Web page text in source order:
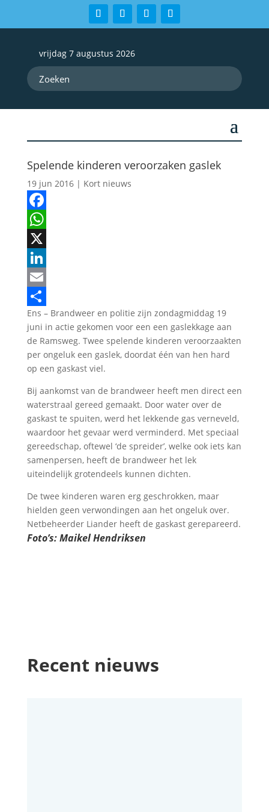
vrijdag 7 augustus 2026
Spelende kinderen veroorzaken gaslek
19 jun 2016| Kort nieuws
Facebook
WhatsApp
X
LinkedIn
Email
Delen
Ens – Brandweer en politie zijn zondagmiddag 19
juni in actie gekomen voor een een gaslekkage aan
de Ramsweg. Twee spelende kinderen veroorzaakten
per ongeluk een gaslek, doordat één van hen hard
op een gaskast viel.
Bij aankomst van de brandweer heeft men direct een
waterstraal gereed gemaakt. Door water over de
gaskast te spuiten, werd het lekkende gas verneveld,
waardoor het gevaar werd verminderd. Met speciaal
gereedschap, oftewel ‘de spreider’, welke ook iets kan
samenpersen, heeft de brandweer het lek
uiteindelijk grotendeels kunnen dichten.
De twee kinderen waren erg geschrokken, maar
hielden geen verwondingen aan het ongeluk over.
Netbeheerder Liander heeft de gaskast gerepareerd.
Foto’s: Maikel Hendriksen
Recent nieuws